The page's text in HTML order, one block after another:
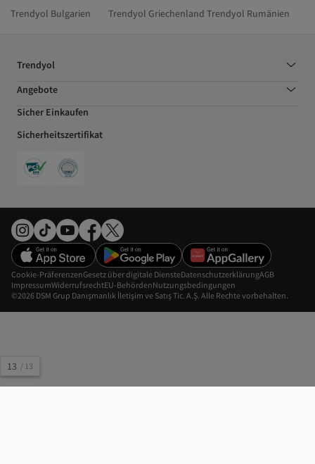
13 / 13
Trendyol Bulgarien
Trendyol Griechenland Trendyol Rumänien
Trendyol
Angebote
Sicher Einkaufen
Sicherheitszertifikat
©2026 DSM Grup Danışmanlık İletişim ve Satış Tic. A.Ş. Alle Rechte vorbehalten.
Cookie-PräferenzenGesetz über digitale DiensteDatenschutzerklärungAGB
ImpressumWiderrufsrechtEU-BehördenNutzungsbedingungen